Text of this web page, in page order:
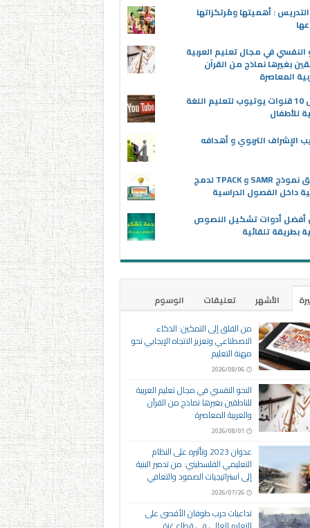
: أهميتها ومُرتكزاتها
النفسي في مجال تعليم العربية
بغيرها نماذج من القرآن
المعاصرة
أفضل 10 قنوات يوتيوب لتعليم اللغة
للأطفال
الإشراف التربوي و أهدافه
تطبيق نموذج SAMR و TPACK لدمج
داخل الفصول الدراسية
أفضل أدوات تشكيل النصوص
بطريقة تلقائية
الأشهر تعليقات
الوسوم
من القلق إلى التمكين: الذكاء
الاصطناعي وتعزيز الاتجاه الإيجابي نحو
مهنة التعليم
2026/08/06
النحو النفسي في مجال تعليم العربية
للناطقين بغيرها نماذج من القرآن
والعربية المعاصرة
2026/08/01
عدوان 2023 وتأثيره على النظام
التعليمي الفلسطيني: من تدمير البنية
إلى استراتيجيات الصمود والتعافي
2026/07/26
تداعيات حرب طوفان الأقصى على